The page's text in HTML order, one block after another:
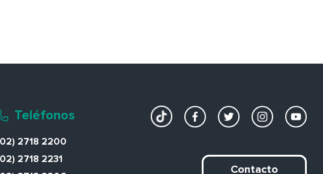
Teléfonos
2718 2200
2718 2231
Contacto